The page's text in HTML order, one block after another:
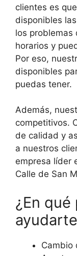
clientes es
disponibles
los problemas
horarios y
Por eso,
disponibles
puedas tener.
Además,
competitivos.
de calidad y
a nuestros
empresa líder
Calle de San
¿En qué
Cambio